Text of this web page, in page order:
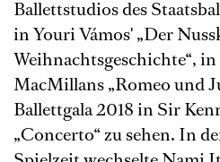
Ballettstudios des
in Youri Vámos' „Der
Weihnachtsgeschichte“,
MacMillans „Romeo und
Ballettgala 2018 in Sir
„Concerto“ zu sehen. In